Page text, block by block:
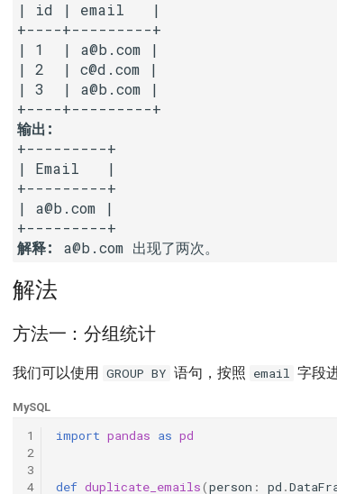
| id | email   |
+----+---------+
| 1  | a@b.com |
| 2  | c@d.com |
| 3  | a@b.com |
输出:
+---------+
| Email   |
+---------+
| a@b.com |
解释:
a@b.com 出现了两次。
解法
方法一：分组统计
我们可以使用 GROUP BY 语句，按照 email 字段
MySQL
1
2
3
4
import pandas as pd
def duplicate_emails(person : pd .